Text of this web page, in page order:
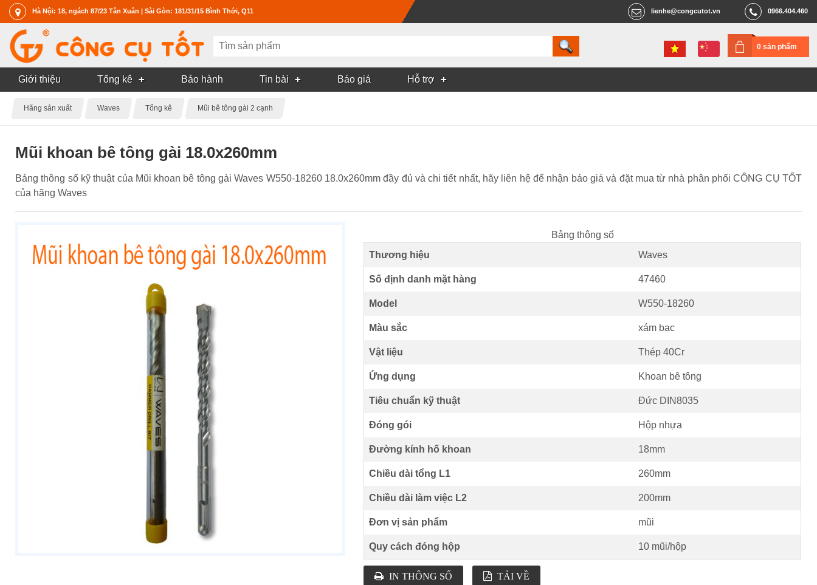
Hà Nội: 18, ngách 87/23 Tân Xuân | Sài Gòn: 181/31/15 Bình Thới, Q11 0966.404.460
lienhe@congcutot.vn
0 sản phẩm
Giới thiệu Tổng kê Bảo hành Tin bài Báo giá Hỗ trợ
Hãng sản xuất Waves Tổng kê Mũi bê tông gài 2 cạnh
Mũi khoan bê tông gài 18.0x260mm
Bảng thông số kỹ thuật của Mũi khoan bê tông gài Waves W550-18260 18.0x260mm đầy đủ và chi tiết nhất, hãy liên hệ để nhận báo giá và đặt mua từ nhà phân phối CÔNG CỤ TỐT
của hãng Waves
Bảng thông số
Thương hiệu
Waves
Số định danh mặt hàng 47460
Model W550-18260
Màu sắc xám bạc
Vật liệu Thép 40Cr
Ứng dụng Khoan bê tông
Tiêu chuẩn kỹ thuật Đức DIN8035
Đóng gói Hộp nhựa
Đường kính hố khoan 18mm
Chiều dài tổng L1 260mm
Chiều dài làm việc L2 200mm
Đơn vị sản phẩm mũi
Quy cách đóng hộp 10 mũi/hộp
IN THÔNG SỐ TẢI VỀ